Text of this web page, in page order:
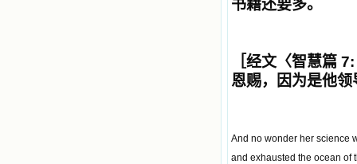
书籍还要多。
［经文〈智慧篇
恩赐，因为是他
And no wonder her science
and exhausted the ocean of